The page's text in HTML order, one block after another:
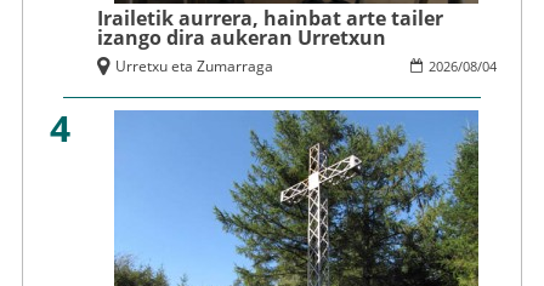
Irailetik aurrera, hainbat arte tailer
izango dira aukeran Urretxun
2026/08/04
Urretxu eta Zumarraga
4